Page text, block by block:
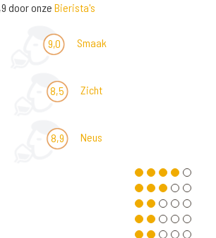
door onze Bierista's
9,0 Smaak
8,5 Zicht
8,9 Neus